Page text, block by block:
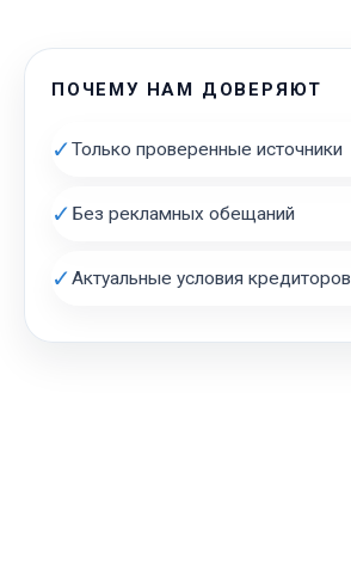
ПОЧЕМУ НАМ ДОВЕРЯЮТ
✓Только проверенные источники
✓ Без рекламных обещаний
✓Актуальные условия кредиторов